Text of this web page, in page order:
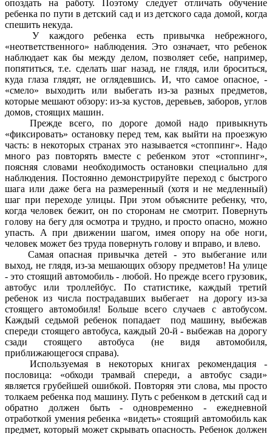
опоздать на работу. Поэтому следует отличать обучение
ребенка по пути в детский сад и из детского сада домой, когда
спешить некуда.
У каждого ребенка есть привычка небрежного,
«неответственного» наблюдения. Это означает, что ребенок
наблюдает как бы между делом, позволяет себе, например,
попятиться, т.е. сделать шаг назад, не глядя, или броситься,
куда глаза глядят, не оглядевшись. И, что самое опасное, -
«смело» выходить или выбегать из-за разных предметов,
которые мешают обзору: из-за кустов, деревьев, заборов, углов
домов, стоящих машин.
Прежде всего, по дороге домой надо привыкнуть
«фиксировать» остановку перед тем, как выйти на проезжую
часть: в некоторых странах это называется «стоппинг». Надо
много раз повторять вместе с ребенком этот «стоппинг»,
поясняя словами необходимость остановки специально для
наблюдения. Постоянно демонстрируйте переход с быстрого
шага или даже бега на размеренный (хотя и не медленный)
шаг при переходе улицы. При этом объясните ребенку, что,
когда человек бежит, он по сторонам не смотрит. Повернуть
голову на бегу для осмотра и трудно, и просто опасно, можно
упасть. А при движении шагом, имея опору на обе ноги,
человек может без труда повернуть голову и вправо, и влево.
Самая опасная привычка детей - это выбегание или
выход, не глядя, из-за мешающих обзору предметов! На улице
- это стоящий автомобиль - любой. Но прежде всего грузовик,
автобус или троллейбус. По статистике, каждый третий
ребенок из числа пострадавших выбегает на дорогу из-за
стоящего автомобиля! Больше всего случаев с автобусом.
Каждый седьмой ребенок попадает под машину, выбежав
спереди стоящего автобуса, каждый 20-й - выбежав на дорогу
сзади стоящего автобуса (не видя автомобиля,
приближающегося справа).
Используемая в некоторых книгах рекомендация -
пословица: «обходи трамвай спереди, а автобус сзади»
является грубейшей ошибкой. Повторяя эти слова, мы просто
толкаем ребенка под машину. Путь с ребенком в детский сад и
обратно должен быть - одновременно - ежедневной
отработкой умения ребенка «видеть» стоящий автомобиль как
предмет, который может скрывать опасность. Ребенок должен